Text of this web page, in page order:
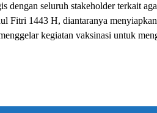
dengan seluruh stakeholder terkait
Fitri 1443 H, diantaranya
kegiatan vaksinasi untuk